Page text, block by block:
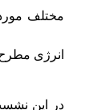
مختلف
انرژی